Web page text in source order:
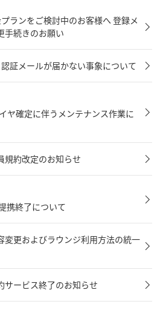
ランをご検討中のお客様へ 登録メ
手続きのお願い
証メールが届かない事象について
ヤ確定に伴うメンテナンス作業に
規約改定のお知らせ
携終了について
変更およびラウンジ利用方法の統一
サービス終了のお知らせ